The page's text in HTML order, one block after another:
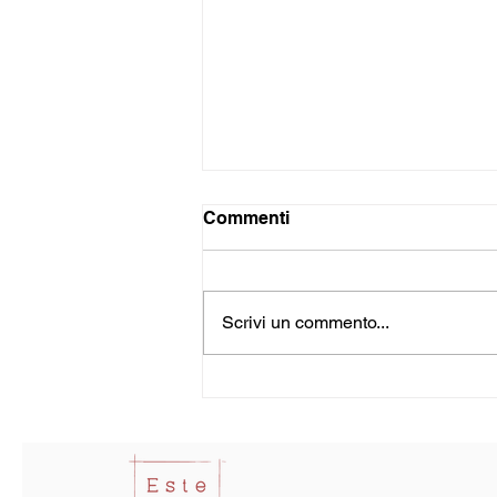
Commenti
Scrivi un commento...